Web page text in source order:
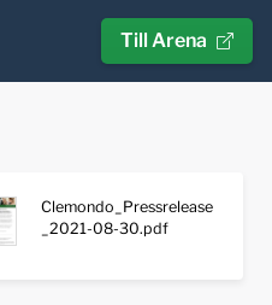
Till Arena
Clemondo_Pressrelease
_2021-08-30.pdf